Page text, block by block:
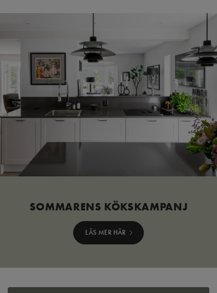
SOMMARENS KÖKSKAMPANJ
LÄS MER HÄR